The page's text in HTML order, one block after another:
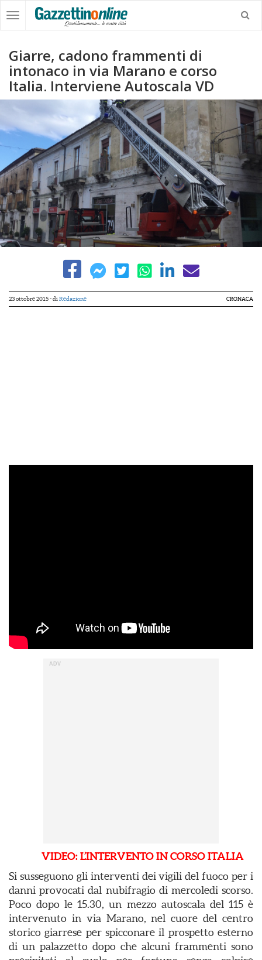
Giarre, cadono frammenti di
intonaco in via Marano e corso
Italia. Interviene Autoscala VD
23 ottobre 2015- di Redazione CRONACA
VIDEO: L’INTERVENTO IN CORSO ITALIA
Si susseguono gli interventi dei vigili del fuoco per i
danni provocati dal nubifragio di mercoledi scorso.
Poco dopo le 15.30, un mezzo autoscala del 115 è
intervenuto in via Marano, nel cuore del centro
storico giarrese per spicconare il prospetto esterno
di un palazzetto dopo che alcuni frammenti sono